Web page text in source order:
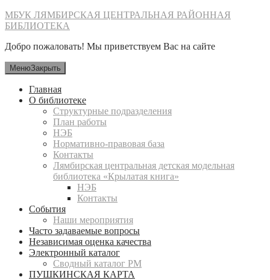
Перейти
к
МБУК ЛЯМБИРСКАЯ ЦЕНТРАЛЬНАЯ РАЙОННАЯ
БИБЛИОТЕКА
Добро пожаловать! Мы приветствуем Вас на сайте
МенюЗакрыть
Главная
О библиотеке
Структурные подразделения
План работы
НЭБ
Нормативно-правовая база
Контакты
Лямбирская центральная детская модельная
библиотека «Крылатая книга»
НЭБ
Контакты
События
Наши мероприятия
Часто задаваемые вопросы
Независимая оценка качества
Электронный каталог
Сводный каталог РМ
ПУШКИНСКАЯ КАРТА